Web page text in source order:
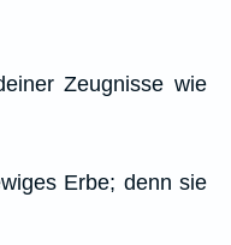
Zeugnisse wie
Erbe; denn sie